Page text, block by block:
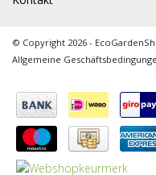
© Copyright 2026 -
Allgemeine